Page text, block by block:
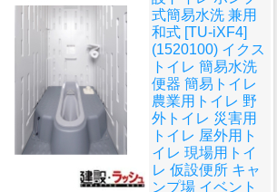
式簡易水洗 兼用
和式 [TU-iXF4]
(1520100) イクス
トイレ 簡易水洗
便器 簡易トイレ
農業用トイレ 野
外トイレ 災害用
トイレ 屋外用ト
イレ 現場用トイ
レ 仮設便所 キャ
ンプ場 イベント